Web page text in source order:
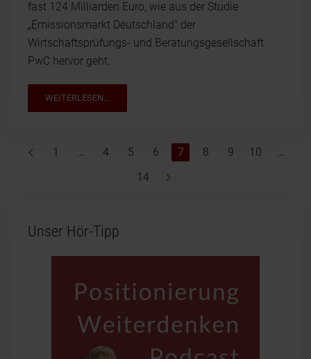
fast 124 Milliarden Euro, wie aus der Studie
„Emissionsmarkt Deutschland" der
Wirtschaftsprüfungs- und Beratungsgesellschaft
PwC hervor geht.
WEITERLESEN...
1 … 4 5 6 7 8 9 10
…
14
Unser Hör-Tipp